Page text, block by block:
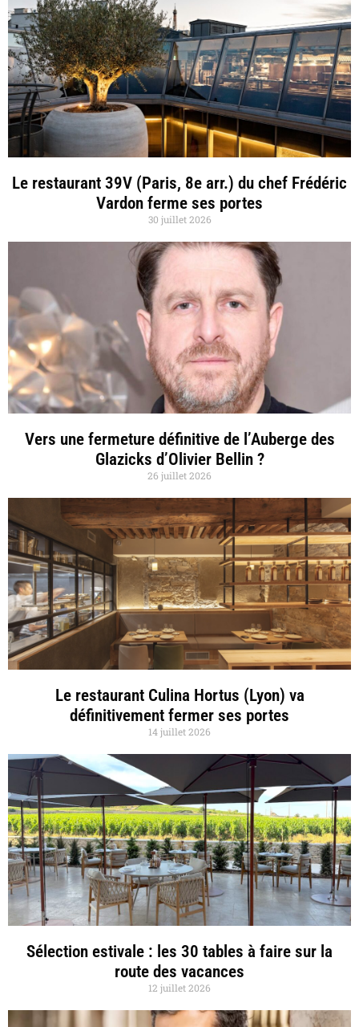
Le restaurant 39V (Paris, 8e arr.) du chef Frédéric
Vardon ferme ses portes
30 juillet 2026
Vers une fermeture définitive de l’Auberge des
Glazicks d’Olivier Bellin ?
26 juillet 2026
Le restaurant Culina Hortus (Lyon) va
définitivement fermer ses portes
14 juillet 2026
Sélection estivale : les 30 tables à faire sur la
route des vacances
12 juillet 2026